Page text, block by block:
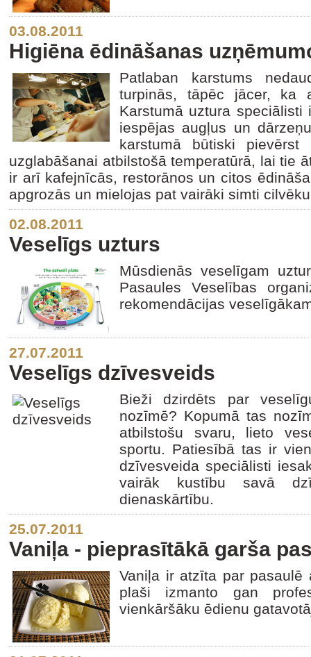
03.08.2011
Higiēna ēdināšanas
Patlaban karstums
turpinās, tāpēc jācer, ka
Karstumā uztura
iespējas augļus un
karstumā būtiski
uzglabāšanai atbilstošā temperatūrā, lai tie
ir arī kafejnīcās, restorānos un citos
apgrozās un mielojas pat vairāki simti
02.08.2011
Veselīgs uzturs
Mūsdienās veselīgam
Pasaules Veselības
rekomendācijas
27.07.2011
Veselīgs dzīvesveids
Bieži dzirdēts par
nozīmē? Kopumā tas
atbilstošu svaru, lieto
sportu. Patiesībā tas ir
dzīvesveida speciālisti
vairāk kustību savā
dienaskārtību.
25.07.2011
Vaniļa - pieprasītākā garša
Vaniļa ir atzīta par pasaulē
plaši izmanto gan
vienkāršāku ēdienu